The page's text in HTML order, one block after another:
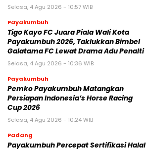
Selasa, 4 Agu 2026 - 10:57 WIB
Payakumbuh
Tigo Kayo FC Juara Piala Wali Kota
Payakumbuh 2026, Taklukkan Bimbel
Galatama FC Lewat Drama Adu Penalti
Selasa, 4 Agu 2026 - 10:36 WIB
Payakumbuh
Pemko Payakumbuh Matangkan
Persiapan Indonesia’s Horse Racing
Cup 2026
Selasa, 4 Agu 2026 - 10:24 WIB
Padang
Payakumbuh Percepat Sertifikasi Halal